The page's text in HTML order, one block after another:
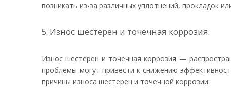
возникать из-за различных уплотнений, прокладок
5. Износ шестерен и точечная коррозия.
Износ шестерен и точечная коррозия —
проблемы могут привести к снижению
причины износа шестерен и точечной коррозии: